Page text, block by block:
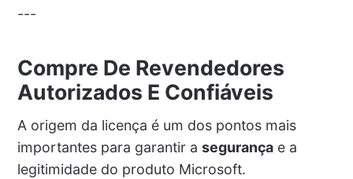
---
Compre De Revendedores
Autorizados E Confiáveis
A origem da licença é um dos pontos mais
importantes para garantir a segurançae a
legitimidade do produto Microsoft.